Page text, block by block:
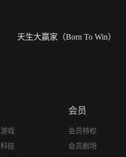
天生大赢家（Born To Win）
游戏
科技
会员
会员特权
会员剧场